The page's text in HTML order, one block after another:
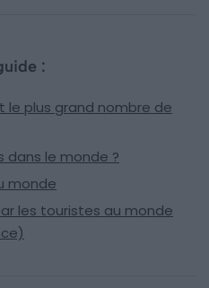
:
le plus grand nombre de
le monde ?
monde
les touristes au monde